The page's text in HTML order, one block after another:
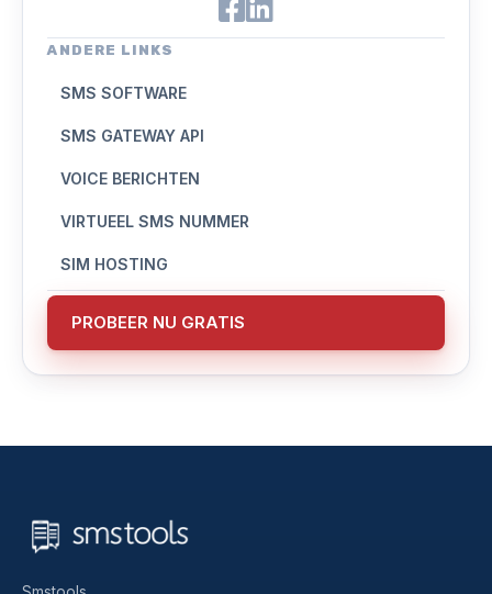
ANDERE LINKS
SMS SOFTWARE
SMS GATEWAY API
VOICE BERICHTEN
VIRTUEEL SMS NUMMER
SIM HOSTING
PROBEER NU GRATIS